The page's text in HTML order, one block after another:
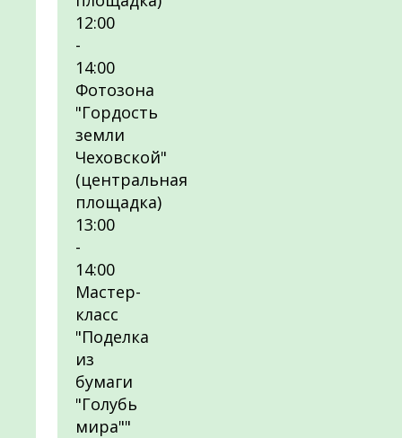
12:00
-
14:00
Фотозона
"Гордость
земли
Чеховской"
(центральная
площадка)
13:00
-
14:00
Мастер-
класс
"Поделка
из
бумаги
"Голубь
мира""